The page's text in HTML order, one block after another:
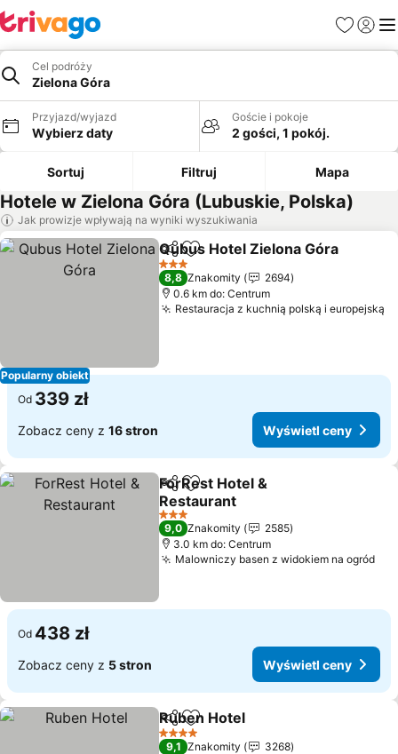
Ulubione
Cel podróży
Zielona Góra
Przyjazd/wyjazd
Wybierz daty
Goście i pokoje
2 gości, 1 pokój.
Sortuj Filtruj Mapa
Hotele w Zielona Góra (Lubuskie, Polska)
Jak prowizje wpływają na wyniki wyszukiwania
Popularny obiekt
Udostępnij
Dodaj do ulubionych
Qubus Hotel Zielona Góra
3 Kategoria
8,8 Znakomity
2694
0.6 km do: Centrum
Restauracja z kuchnią polską i europejską
Od 339 zł
Zobacz ceny z 16 stron Wyświetl ceny
Udostępnij
Dodaj do ulubionych
ForRest Hotel &
Restaurant
Wyświetl ceny
3 Kategoria
9,0 Znakomity
2585
3.0 km do: Centrum
Malowniczy basen z widokiem na ogród
Od 438 zł
Zobacz ceny z 5 stron Wyświetl ceny
Udostępnij
Dodaj do ulubionych
Ruben Hotel
4 Kategoria
9,1 Znakomity
3268